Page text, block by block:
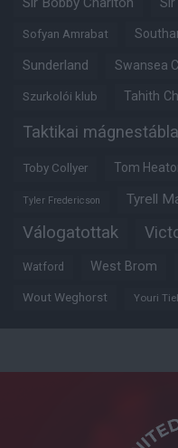
Sofyan Amrabat
Sunderland Swansea
Szurkolói klub Tahith
Taktikai mágnestábla
Toby Collyer Tom
Tyler Fredericson Tyrell
Válogatottak
Watford West Brom
Wout Weghorst Youri